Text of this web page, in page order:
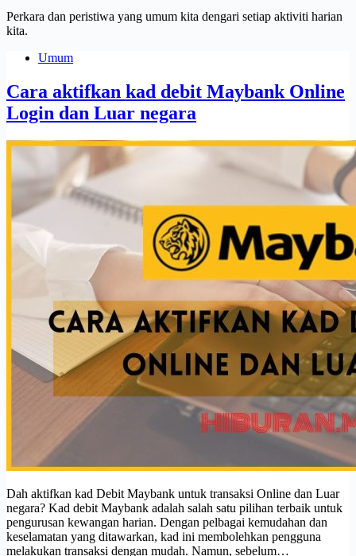
Perkara dan peristiwa yang umum kita dengari setiap aktiviti harian
kita.
Umum
Cara aktifkan kad debit Maybank Online
Login dan Luar negara
Dah aktifkan kad Debit Maybank untuk transaksi Online dan Luar
negara? Kad debit Maybank adalah salah satu pilihan terbaik untuk
pengurusan kewangan harian. Dengan pelbagai kemudahan dan
keselamatan yang ditawarkan, kad ini membolehkan pengguna
melakukan transaksi dengan mudah. Namun, sebelum…